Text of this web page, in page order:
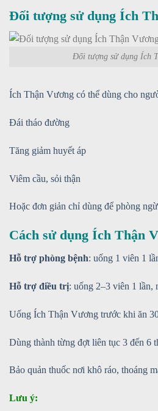
Đối tượng sử dụng Ích
Đối tượng sử dụng Ích
Ích Thận Vương có thể dùng cho
Đái tháo đường
Tăng giảm huyết áp
Viêm cầu, sỏi thận
Hoặc đơn giản chỉ dùng để phòng
Cách sử dụng Ích Thận
Hỗ trợ phòng bệnh: uống 1 viên 1
Hỗ trợ điều trị: uống 2–3 viên 1 lần,
Uống Ích Thận Vương trước khi ăn
Dùng thành từng đợt liên tục 3 đến 6
Bảo quản thuốc nơi khô ráo, thoáng
Lưu ý: